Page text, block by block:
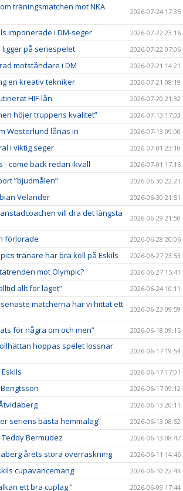
träningsmatchen mot NKA
2026-07-24 17:35
imponerade i DM-seger 2026-07-22 23:16
ligger på seriespelet 2026-07-22 07:06
motståndare i DM 2026-07-21 14:21
en kreativ tekniker 2026-07-21 08:19
HIF-lån 2026-07-20 21:32
höjer truppens kvalitet” 2026-07-13 17:03
Westerlund lånas in 2026-07-13 09:00
i viktig seger 2026-07-01 23:10
- come back redan ikväll 2026-07-01 17:16
”bjudmålen” 2026-06-30 22:21
Velander 2026-06-30 21:51
vill dra det längsta
2026-06-29 21:50
förlorade 2026-06-28 20:06
tränare har bra koll på Eskils 2026-06-27 23:53
mot Olympic? 2026-06-27 15:41
allt för laget” 2026-06-24 10:11
matcherna har vi hittat ett
2026-06-23 09:59
för några om och men” 2026-06-18 09:15
hoppas spelet lossnar
2026-06-17 19:54
2026-06-17 17:01
2026-06-17 09:12
2026-06-13 20:11
seriens bästa hemmalag” 2026-06-13 08:52
Bermudez 2026-06-13 08:47
årets stora överraskning 2026-06-11 14:46
cupavancemang 2026-06-10 22:43
ett bra cuplag ” 2026-06-09 17:44